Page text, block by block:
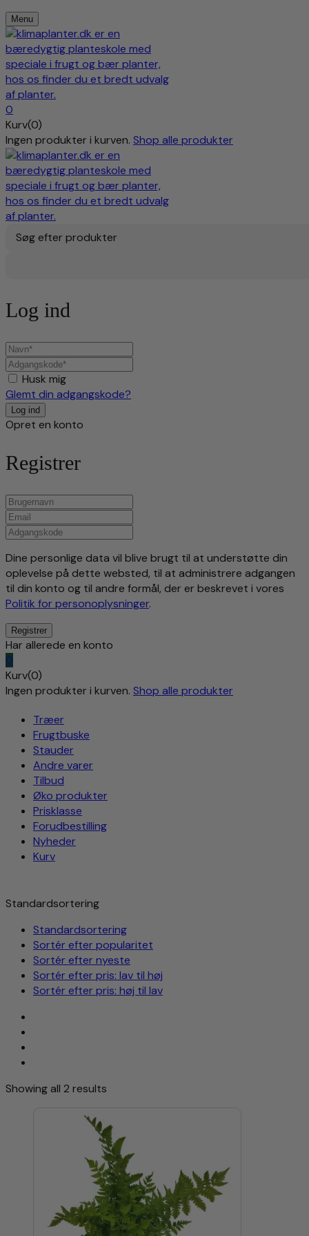
Menu
0
Kurv(0)
Ingen produkter i kurven. Shop alle produkter
Søg efter produkter
Log ind
Husk mig
Glemt din adgangskode?
Opret en konto
Registrer
Dine personlige data vil blive brugt til at understøtte din
oplevelse på dette websted, til at administrere adgangen
til din konto og til andre formål, der er beskrevet i vores
Politik for personoplysninger.
Har allerede en konto
0
Kurv(0)
Ingen produkter i kurven. Shop alle produkter
Træer
Frugtbuske
Stauder
Andre varer
Tilbud
Øko produkter
Prisklasse
Forudbestilling
Nyheder
Kurv
Standardsortering
Standardsortering
Sortér efter popularitet
Sortér efter nyeste
Sortér efter pris: lav til høj
Sortér efter pris: høj til lav
Showing all 2 results